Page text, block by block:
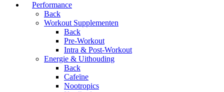
Performance
Back
Workout Supplementen
Back
Pre-Workout
Intra & Post-Workout
Energie & Uithouding
Back
Cafeïne
Nootropics